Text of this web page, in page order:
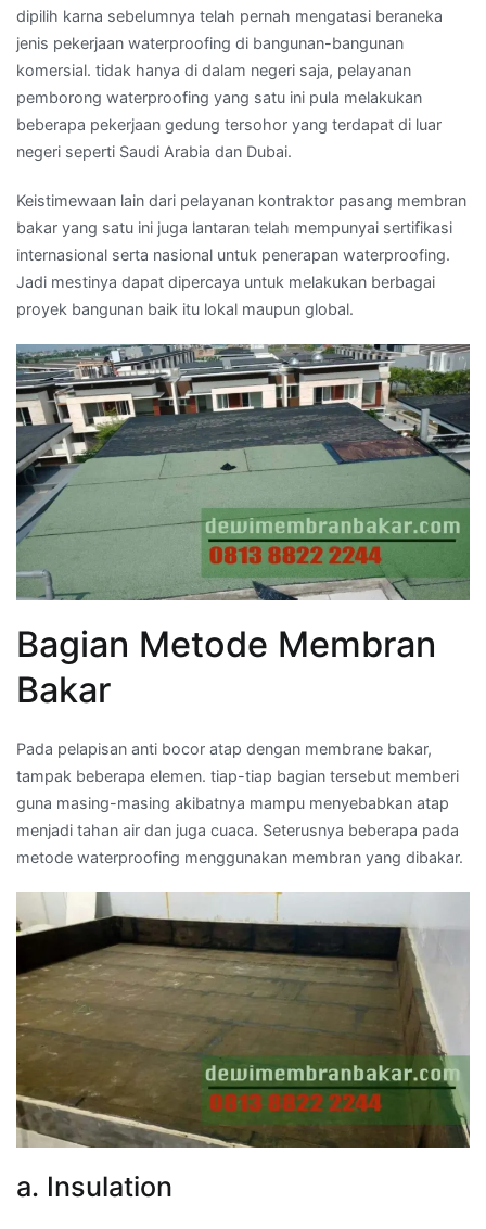
dipilih karna sebelumnya telah pernah mengatasi beraneka
jenis pekerjaan waterproofing di bangunan-bangunan
komersial. tidak hanya di dalam negeri saja, pelayanan
pemborong waterproofing yang satu ini pula melakukan
beberapa pekerjaan gedung tersohor yang terdapat di luar
negeri seperti Saudi Arabia dan Dubai.
Keistimewaan lain dari pelayanan kontraktor pasang membran
bakar yang satu ini juga lantaran telah mempunyai sertifikasi
internasional serta nasional untuk penerapan waterproofing.
Jadi mestinya dapat dipercaya untuk melakukan berbagai
proyek bangunan baik itu lokal maupun global.
Bagian Metode Membran
Bakar
Pada pelapisan anti bocor atap dengan membrane bakar,
tampak beberapa elemen. tiap-tiap bagian tersebut memberi
guna masing-masing akibatnya mampu menyebabkan atap
menjadi tahan air dan juga cuaca. Seterusnya beberapa pada
metode waterproofing menggunakan membran yang dibakar.
a. Insulation